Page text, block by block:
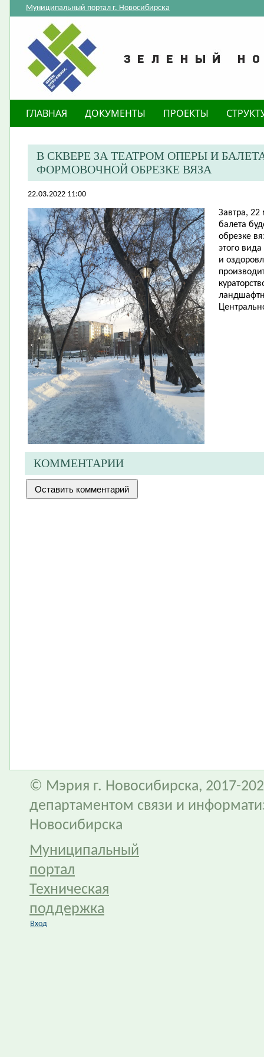
Муниципальный портал г. Новосибирска
ГЛАВНАЯ ДОКУМЕНТЫ ПРОЕКТЫ
В СКВЕРЕ ЗА ТЕАТРОМ ОПЕРЫ И
ФОРМОВОЧНОЙ ОБРЕЗКЕ ВЯЗА
22.03.2022 11:00
Завтра, 22
балета
обрезке
этого
и
КОММЕНТАРИИ
© Мэрия г. Новосибирска, 2017-
департаментом связи и
Новосибирска
Муниципальный
портал
Техническая
поддержка
Вход